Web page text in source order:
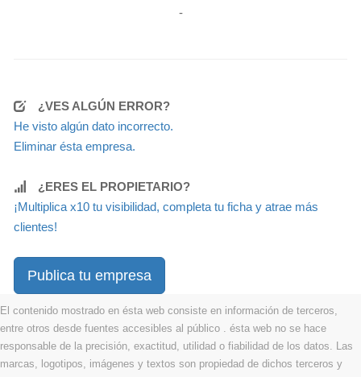
-
¿VES ALGÚN ERROR?
He visto algún dato incorrecto.
Eliminar ésta empresa.
¿ERES EL PROPIETARIO?
¡Multiplica x10 tu visibilidad, completa tu ficha y atrae más
clientes!
Publica tu empresa
El contenido mostrado en ésta web consiste en información de terceros,
entre otros desde fuentes accesibles al público . ésta web no se hace
responsable de la precisión, exactitud, utilidad o fiabilidad de los datos. Las
marcas, logotipos, imágenes y textos son propiedad de dichos terceros y